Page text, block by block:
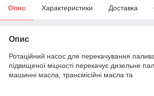
Опис Характеристики Доставка
Опис
Ротаційний насос для перекачування
підвищеної міцності перекачує дизельне
машинні масла, трансмісійні масла та